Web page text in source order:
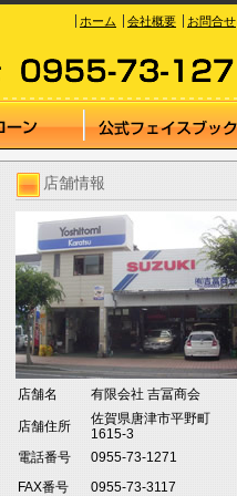
ホーム 会社概要 お問合せ
店舗情報
店舗名 有限会社 吉冨商会
店舗住所
佐賀県唐津市平野町
1615-3
電話番号
0955-73-1271
FAX番号
0955-73-3117